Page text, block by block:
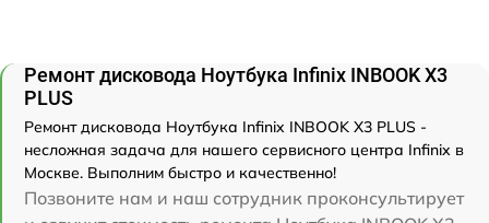
Ремонт дисковода Ноутбука Infinix INBOOK X3
PLUS
Ремонт дисковода Ноутбука Infinix INBOOK X3 PLUS -
несложная задача для нашего сервисного центра Infinix в
Москве. Выполним быстро и качественно!
Позвоните нам и наш сотрудник проконсультирует